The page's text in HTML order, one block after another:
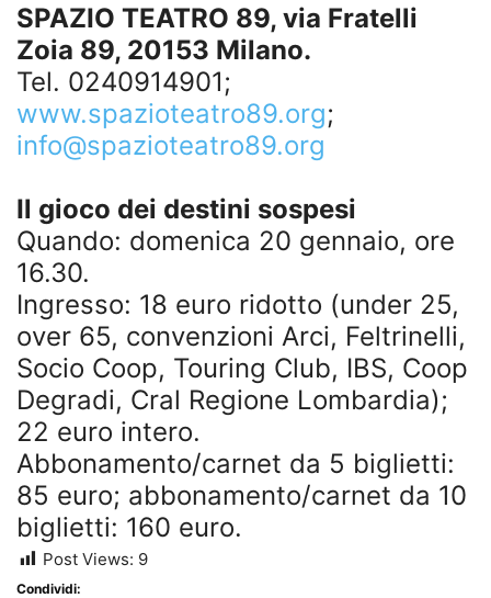
SPAZIO TEATRO 89, via Fratelli
Zoia 89, 20153 Milano.
Tel. 0240914901;
www.spazioteatro89.org;
info@spazioteatro89.org
Il gioco dei destini sospesi
Quando: domenica 20 gennaio, ore
16.30.
Ingresso: 18 euro ridotto (under 25,
over 65, convenzioni Arci, Feltrinelli,
Socio Coop, Touring Club, IBS, Coop
Degradi, Cral Regione Lombardia);
22 euro intero.
Abbonamento/carnet da 5 biglietti:
85 euro; abbonamento/carnet da 10
biglietti: 160 euro.
Post Views: 9
Condividi: